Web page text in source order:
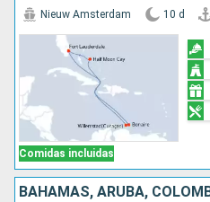
Comidas incluidas
Nieuw Amsterdam 10 d